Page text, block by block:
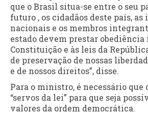
que o Brasil situa-se entre o seu
futuro , os cidadãos deste país,
nacionais e os membros
estado devem prestar
Constituição e às leis da
de preservação de nossas
e de nossos direitos”, disse.
Para o ministro, é necessário que
“servos da lei” para que seja
valores da ordem democrática.